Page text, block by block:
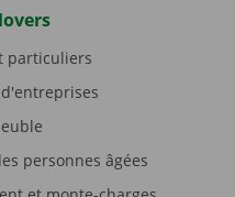
particuliers
personnes âgées